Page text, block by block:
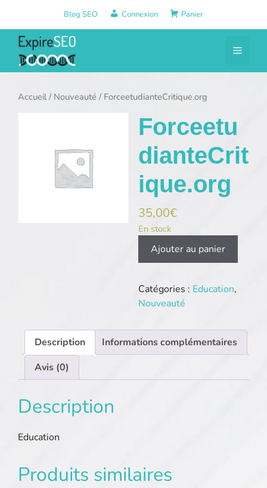
contenu
Blog SEO Connexion Panier
Menu
Accueil/ Nouveauté / ForceetudianteCritique.org
Forceetu
dianteCrit
ique.org
35,00€
En stock
quantité
Ajouter au panier
Catégories : Education,
Nouveauté
Description
Informations complémentaires
Avis (0)
Description
Education
Produits similaires